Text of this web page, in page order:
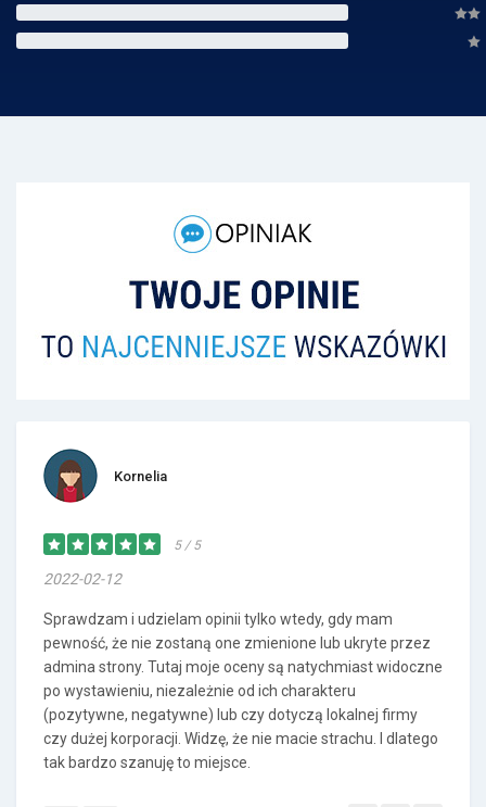
Kornelia
5 / 5
2022-02-12
Sprawdzam i udzielam opinii tylko wtedy, gdy mam
pewność, że nie zostaną one zmienione lub ukryte przez
admina strony. Tutaj moje oceny są natychmiast widoczne
po wystawieniu, niezależnie od ich charakteru
(pozytywne, negatywne) lub czy dotyczą lokalnej firmy
czy dużej korporacji. Widzę, że nie macie strachu. I dlatego
tak bardzo szanuję to miejsce.